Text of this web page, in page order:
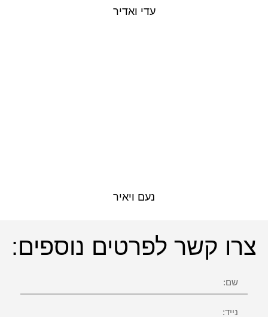
עדי ואדיר
נעם ויאיר
צרו קשר לפרטים נוספים: